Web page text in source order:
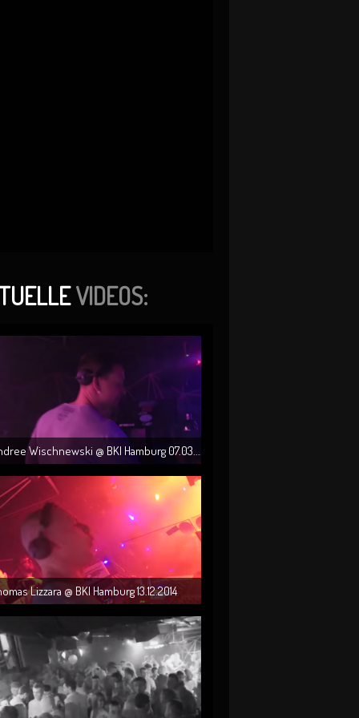
VIDEOS:
Wischnewski @ BKI Hamburg 07.03....
Lizzara @ BKI Hamburg 13.12.2014